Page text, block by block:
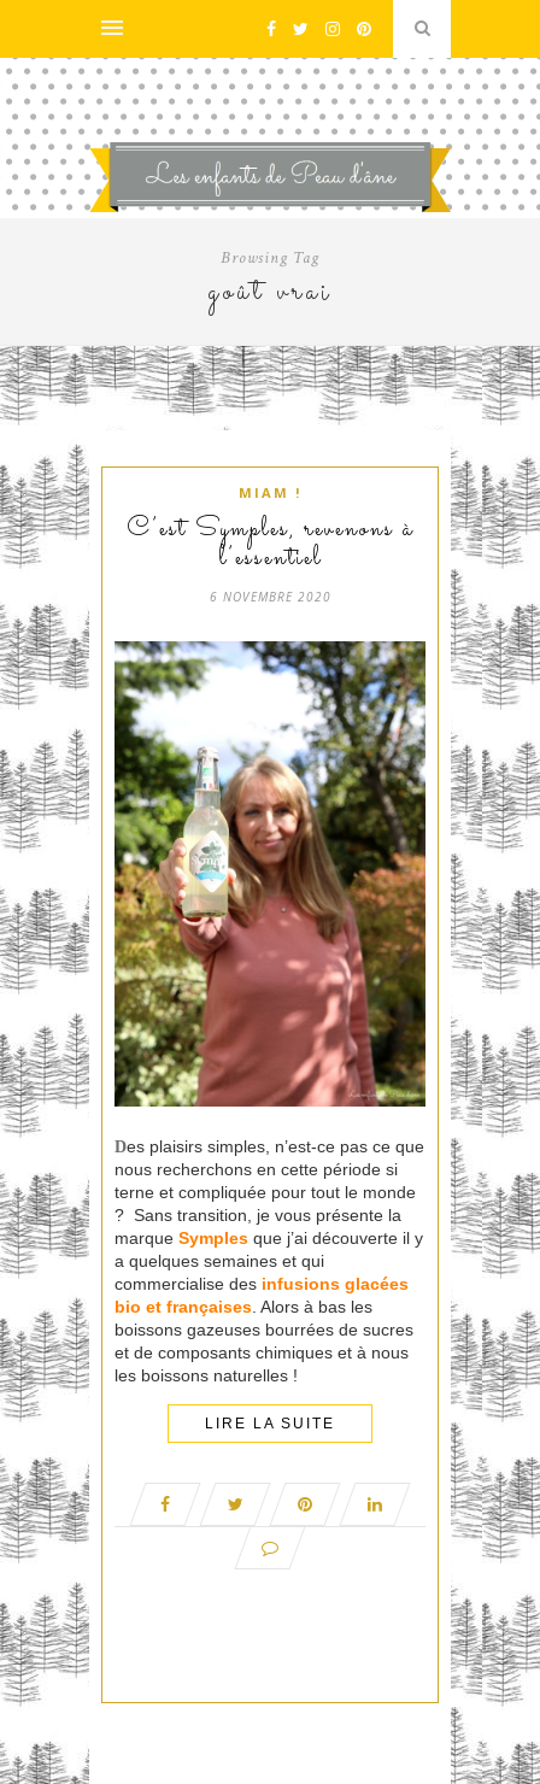
Browsing Tag
goût vrai
MIAM !
C’est Symples, revenons à
l’essentiel
6 NOVEMBRE 2020
Des plaisirs simples, n’est-ce pas ce que
nous recherchons en cette période si
terne et compliquée pour tout le monde
? Sans transition, je vous présente la
marque Symples que j’ai découverte il y
a quelques semaines et qui
commercialise des infusions glacées
bio et françaises. Alors à bas les
boissons gazeuses bourrées de sucres
et de composants chimiques et à nous
les boissons naturelles !
LIRE LA SUITE